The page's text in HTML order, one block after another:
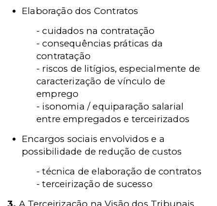
Elaboração dos Contratos
- cuidados na contratação
- consequências práticas da
contratação
- riscos de litígios, especialmente de
caracterização de vínculo de
emprego
- isonomia / equiparação salarial
entre empregados e terceirizados
Encargos sociais envolvidos e a
possibilidade de redução de custos
- técnica de elaboração de contratos
- terceirização de sucesso